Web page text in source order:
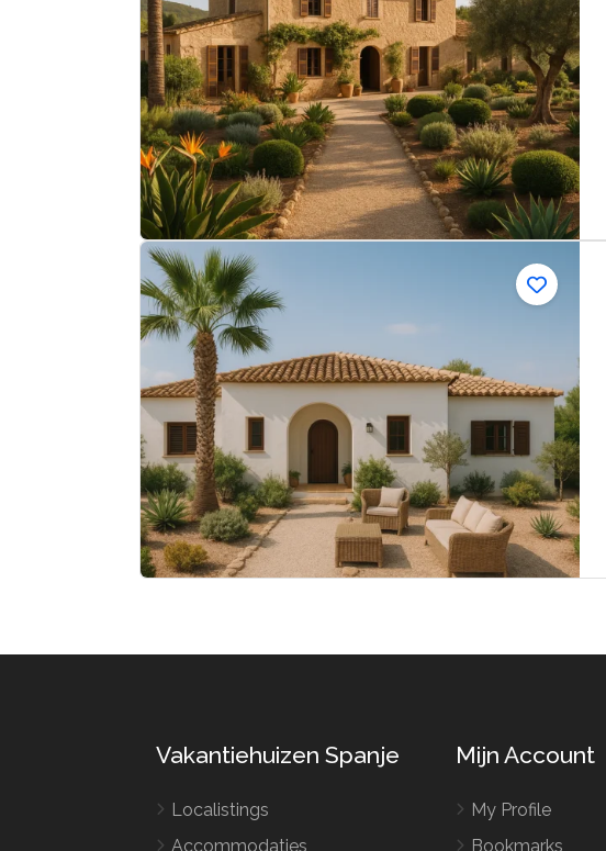
Vakantiehuizen Spanje
Localistings
Accommodaties
Mijn Account
My Profile
Bookmarks